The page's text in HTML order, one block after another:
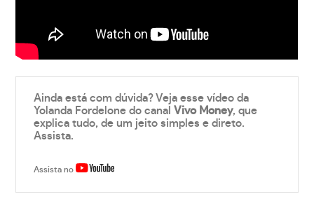
Ainda está com dúvida? Veja esse vídeo da
Yolanda Fordelone do canalVivo Money, que
explica tudo, de um jeito simples e direto.
Assista.
Assista no